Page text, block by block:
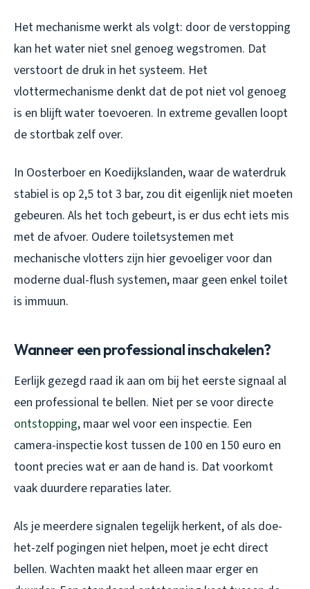
Het mechanisme werkt als volgt: door de verstopping
kan het water niet snel genoeg wegstromen. Dat
verstoort de druk in het systeem. Het
vlottermechanisme denkt dat de pot niet vol genoeg
is en blijft water toevoeren. In extreme gevallen loopt
de stortbak zelf over.
In Oosterboer en Koedijkslanden, waar de waterdruk
stabiel is op 2,5 tot 3 bar, zou dit eigenlijk niet moeten
gebeuren. Als het toch gebeurt, is er dus echt iets mis
met de afvoer. Oudere toiletsystemen met
mechanische vlotters zijn hier gevoeliger voor dan
moderne dual-flush systemen, maar geen enkel toilet
is immuun.
Wanneer een professional inschakelen?
Eerlijk gezegd raad ik aan om bij het eerste signaal al
een professional te bellen. Niet per se voor directe
ontstopping, maar wel voor een inspectie. Een
camera-inspectie kost tussen de 100 en 150 euro en
toont precies wat er aan de hand is. Dat voorkomt
vaak duurdere reparaties later.
Als je meerdere signalen tegelijk herkent, of als doe-
het-zelf pogingen niet helpen, moet je echt direct
bellen. Wachten maakt het alleen maar erger en